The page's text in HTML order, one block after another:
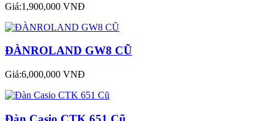
Giá:1,900,000 VNĐ
ĐÀNROLAND GW8 CŨ
Giá:6,000,000 VNĐ